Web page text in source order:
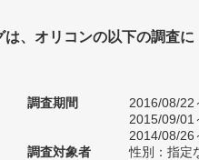
、オリコンの以下の調査に
調査期間
2016/08/22
2015/09/01
2014/08/26
調査対象者
性別：指定